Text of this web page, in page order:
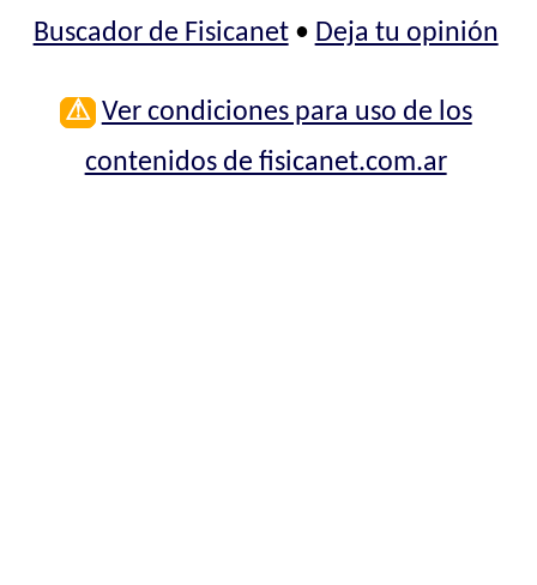
Buscador de Fisicanet• Deja tu opinión
⚠ Ver condiciones para uso de los
contenidos de fisicanet.com.ar